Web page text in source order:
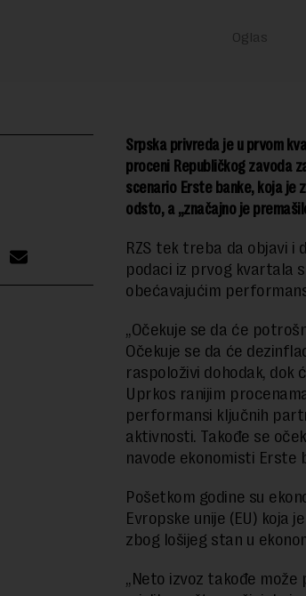
Srpska privreda je u prvom
proceni Republičkog zavoda
scenario Erste banke, koja je
odsto, a „značajno je
RZS tek treba da objavi i
podaci iz prvog kvartala
obećavajućim
„Očekuje se da će
Očekuje se da će
raspoloživi dohodak, dok
Uprkos ranijim
performansi ključnih
aktivnosti. Takođe se
navode ekonomisti Erste
Pošetkom godine su
Evropske unije (EU) koja
zbog lošijeg stan u
„Neto izvoz takođe